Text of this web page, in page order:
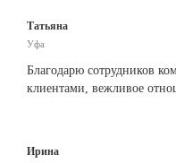
Татьяна
Уфа
Благодарю сотрудников
клиентами, вежливое
Ирина